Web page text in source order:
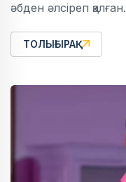
әбден әлсіреп қалған.
ТОЛЫҒЫРАҚ